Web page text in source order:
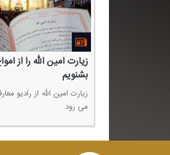
زیارت امین الله را از
بشنویم
زیارت امین الله از رادیو
می رود